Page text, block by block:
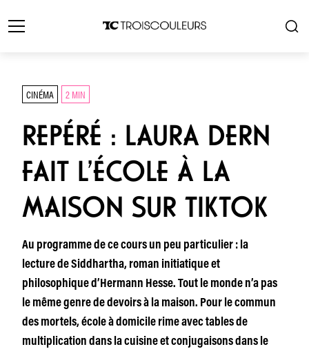
CINÉMA 2 MIN
REPÉRÉ : LAURA DERN
FAIT L’ÉCOLE À LA
MAISON SUR TIKTOK
Au programme de ce cours un peu particulier : la
lecture de Siddhartha, roman initiatique et
philosophique d’Hermann Hesse. Tout le monde n’a pas
le même genre de devoirs à la maison. Pour le commun
des mortels, école à domicile rime avec tables de
multiplication dans la cuisine et conjugaisons dans le